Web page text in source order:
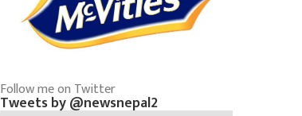
Follow me on Twitter
Tweets by @newsnepal2